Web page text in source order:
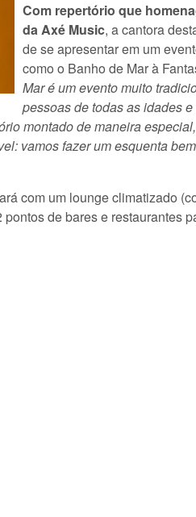
Com repertório que
da Axé Music, a cantora
de se apresentar em um
como o Banho de Mar à
Mar é um evento muito
pessoas de todas as idades
montado de maneira
vamos fazer um esquenta
com um lounge climatizado
de bares e restaurantes